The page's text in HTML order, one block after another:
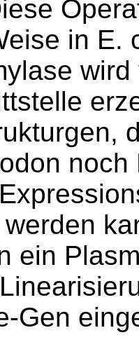
in E.
ein
Gen